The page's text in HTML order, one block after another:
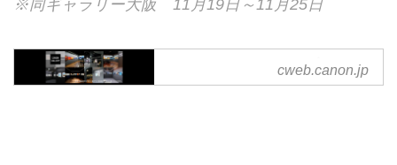
※同ギャラリー大阪 11月19日～11月25日
キヤノン：キヤノンギャラリ
ー
cweb.canon.jp